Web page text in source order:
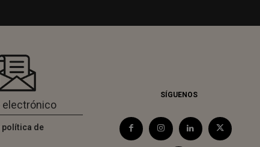
política de
SÍGUENOS